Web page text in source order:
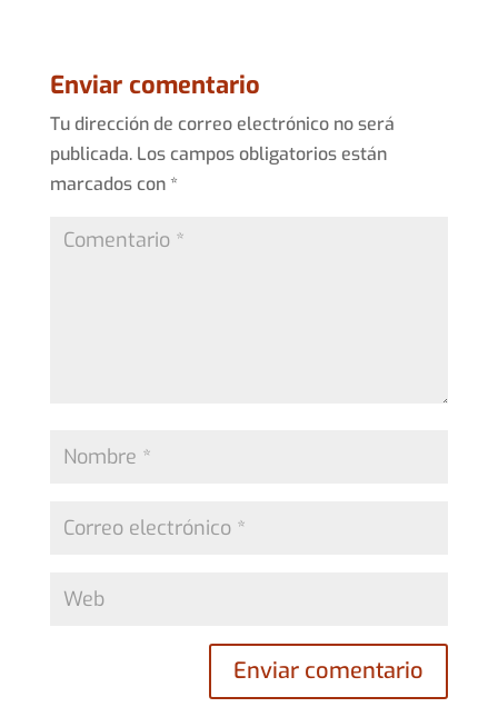
Enviar comentario
Tu dirección de correo electrónico no será
publicada. Los campos obligatorios están
marcados con *